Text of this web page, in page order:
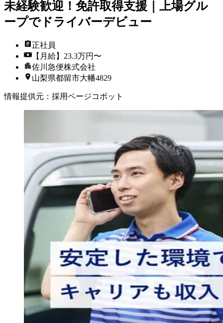
未経験歓迎！免許取得支援｜上場グル
ープでドライバーデビュー
正社員
【月給】23.3万円〜
佐川急便株式会社
山梨県都留市大幡4829
情報提供元 ： 採用ページコボット